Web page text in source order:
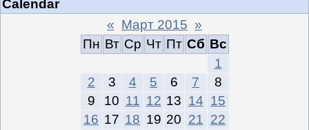
Calendar
« Март 2015 »
Пн Вт Ср Чт Пт Сб Вс
1
2
3 4 5 6 7
8
9
10 11 12 13 14 15
16 17 18 19 20 21 22